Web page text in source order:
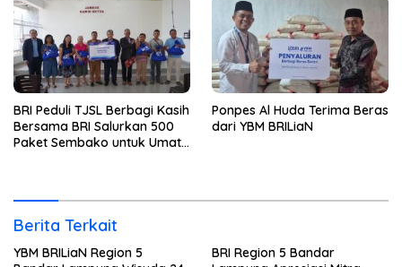
BRI Peduli TJSL Berbagi Kasih
Bersama BRI Salurkan 500
Paket Sembako untuk Umat
Ponpes Al Huda Terima Beras
dari YBM BRILiaN
Berita Terkait
YBM BRILiaN Region 5
BRI Region 5 Bandar